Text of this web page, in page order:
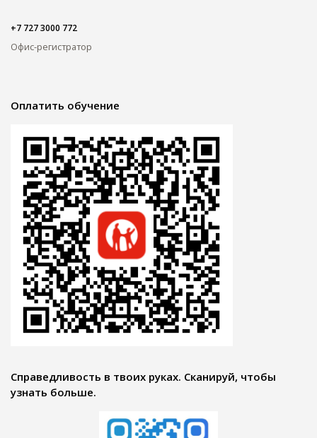
+7 727 3000 772
Офис-регистратор
Оплатить обучение
Справедливость в твоих руках. Сканируй, чтобы
узнать больше.